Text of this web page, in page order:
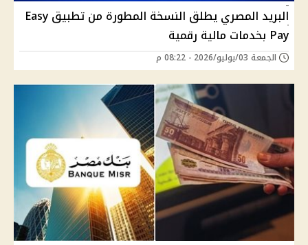
البريد المصري يطلق النسخة المطورة من تطبيق Easy
Pay بخدمات مالية رقمية
الجمعة 03/يوليو/2026 - 08:22 م